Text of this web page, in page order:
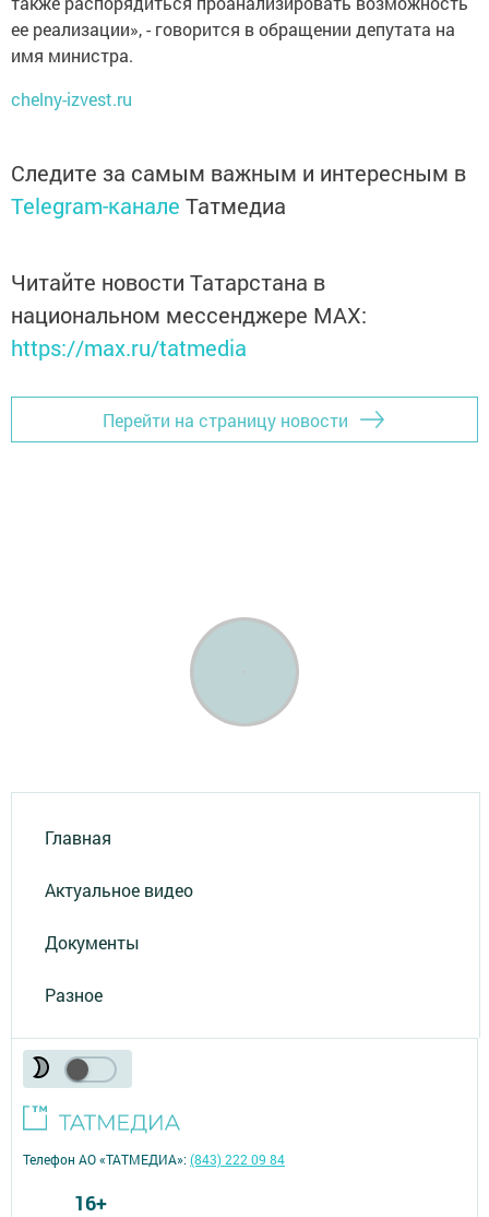
ее реализации», - говорится в обращении депутата на
имя министра.
chelny-izvest.ru
Следите за самым важным и интересным в
Telegram-канале Татмедиа
Читайте новости Татарстана в
национальном мессенджере MАХ:
https://max.ru/tatmedia
Перейти на страницу новости
Главная
Актуальное видео
Документы
Разное
Телефон АО «ТАТМЕДИА»:(843) 222 09 84
16+